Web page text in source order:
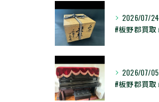
2026/07/24
2026/07/05